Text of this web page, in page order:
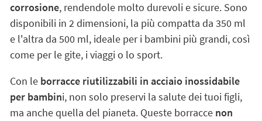
corrosione, rendendole molto durevoli e sicure. Sono
disponibili in 2 dimensioni, la più compatta da 350 ml
e l'altra da 500 ml, ideale per i bambini più grandi, così
come per le gite, i viaggi o lo sport.
Con leborracce riutilizzabili in acciaio inossidabile
per bambini, non solo preservi la salute dei tuoi figli,
ma anche quella del pianeta. Queste borraccenon